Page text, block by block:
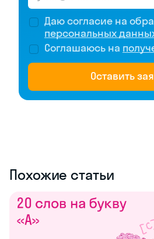
Даю согласие на
персональных
Соглашаюсь на
Оставить
Похожие статьи